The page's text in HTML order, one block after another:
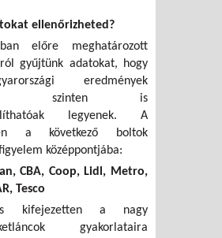
ellenőrizheted?
előre meghatározott
gyűjtünk adatokat, hogy
eredmények
szinten is
legyenek. A
a következő boltok
középpontjába:
CBA, Coop, Lidl, Metro,
, Tesco
kifejezetten a nagy
gyakorlataira